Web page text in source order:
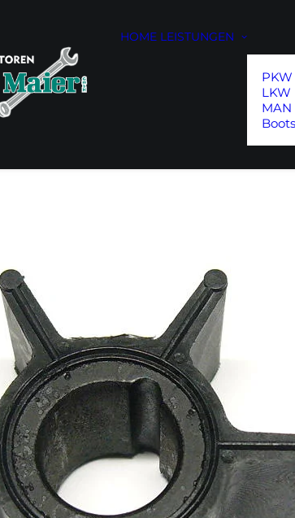
HOME LEISTUNGEN
PKW
LKW
MAN